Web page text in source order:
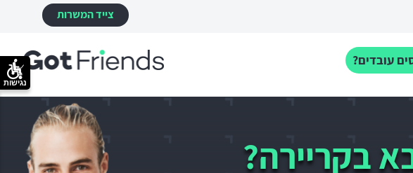
צייד המשרות
עובדים?
בקריירה?
נגישות